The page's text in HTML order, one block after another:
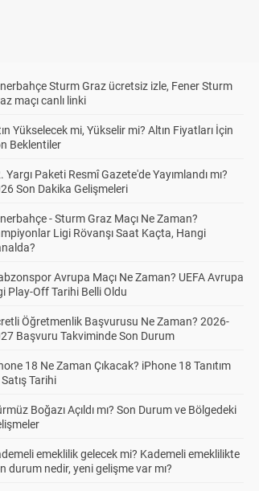
Sturm Graz ücretsiz izle, Fener Sturm
maçı canlı linki
Yükselecek mi, Yükselir mi? Altın Fiyatları İçin
Beklentiler
Yargı Paketi Resmî Gazete'de Yayımlandı mı?
Son Dakika Gelişmeleri
- Sturm Graz Maçı Ne Zaman?
Ligi Rövanşı Saat Kaçta, Hangi
Avrupa Maçı Ne Zaman? UEFA Avrupa
Play-Off Tarihi Belli Oldu
Öğretmenlik Başvurusu Ne Zaman? 2026-
Başvuru Takviminde Son Durum
18 Ne Zaman Çıkacak? iPhone 18 Tanıtım
Tarihi
Boğazı Açıldı mı? Son Durum ve Bölgedeki
emeklilik gelecek mi? Kademeli emeklilikte
durum nedir, yeni gelişme var mı?